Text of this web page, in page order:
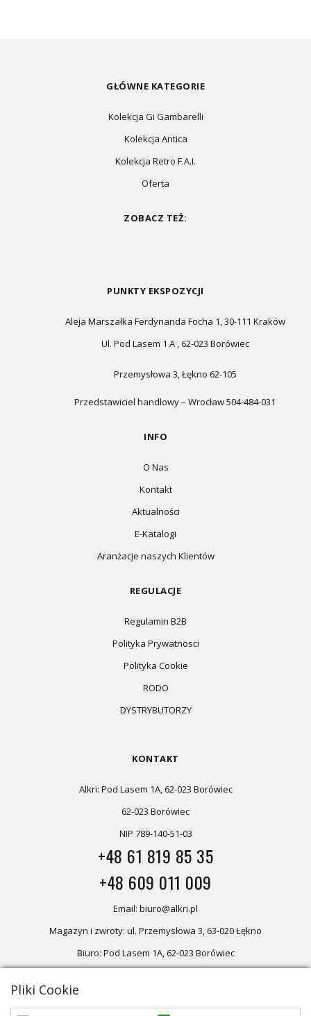
GŁÓWNE KATEGORIE
Kolekcja Gi Gambarelli
Kolekcja Antica
Kolekcja Retro F.A.I.
Oferta
ZOBACZ TEŻ:
PUNKTY EKSPOZYCJI
Aleja Marszałka Ferdynanda Focha 1, 30-111 Kraków
Ul. Pod Lasem 1 A , 62-023 Borówiec
Przemysłowa 3, Łękno 62-105
Przedstawiciel handlowy – Wrocław 504-484-031
INFO
O Nas
Kontakt
Aktualności
E-Katalogi
Aranżacje naszych Klientów
REGULACJE
Regulamin B2B
Polityka Prywatnosci
Polityka Cookie
RODO
DYSTRYBUTORZY
KONTAKT
Alkri: Pod Lasem 1A, 62-023 Borówiec
62-023 Borówiec
NIP 789-140-51-03
+48 61 819 85 35
+48 609 011 009
Email: biuro@alkri.pl
Magazyn i zwroty: ul. Przemysłowa 3, 63-020 Łękno
Biuro: Pod Lasem 1A, 62-023 Borówiec
Oferta skierowana dla firm, w przypadku zakupów detalicznych
Pliki Cookie